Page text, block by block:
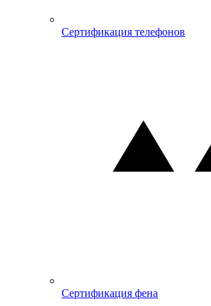
Сертификация телефонов
Сертификация фена